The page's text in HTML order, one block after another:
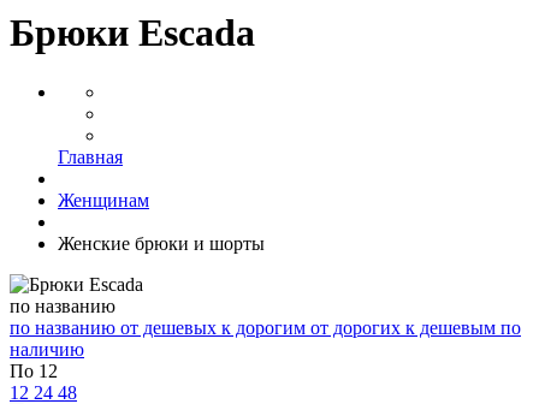
Брюки Escada
Главная
Женщинам
Женские брюки и шорты
по названию
по названию от дешевых к дорогим от дорогих к дешевым по
наличию
По 12
12 24 48